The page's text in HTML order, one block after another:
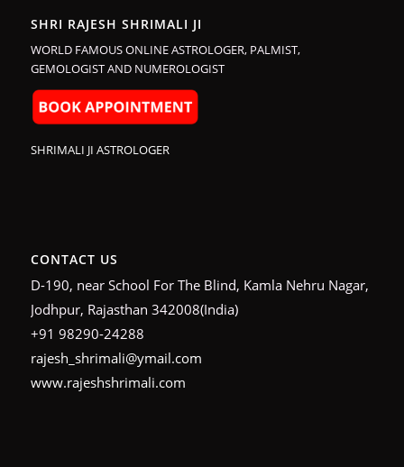
SHRI RAJESH SHRIMALI JI
WORLD FAMOUS ONLINE ASTROLOGER, PALMIST,
GEMOLOGIST AND NUMEROLOGIST
SHRIMALI JI ASTROLOGER
CONTACT US
D-190, near School For The Blind, Kamla Nehru Nagar,
Jodhpur, Rajasthan 342008(India)
+91 98290-24288
rajesh_shrimali@ymail.com
www.rajeshshrimali.com